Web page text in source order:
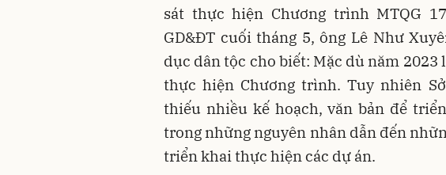
sát thực hiện Chương trình MTQG
GD&ĐT cuối tháng 5, ông Lê Như
dục dân tộc cho biết: Mặc dù năm 2023
thực hiện Chương trình. Tuy nhiên
thiếu nhiều kế hoạch, văn bản để
trong những nguyên nhân dẫn đến
triển khai thực hiện các dự án.